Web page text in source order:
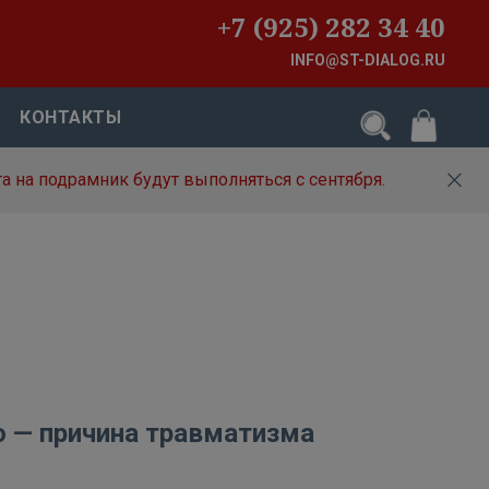
+7 (925) 282 34 40
INFO@ST-DIALOG.RU
КОНТАКТЫ
подрамник будут выполняться с сентября.
— причина травматизма